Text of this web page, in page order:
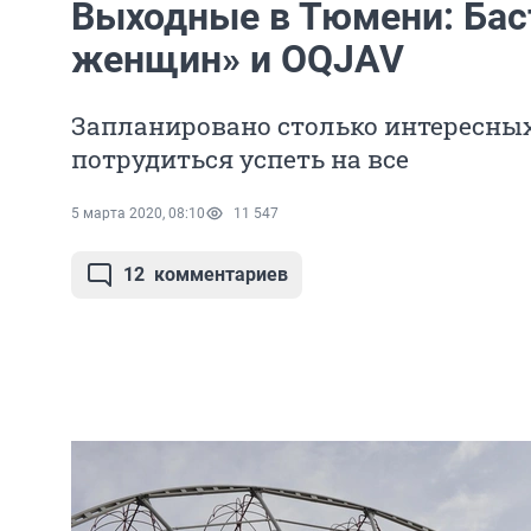
Выходные в Тюмени:
женщин» и OQJAV
Запланировано столько
потрудиться успеть на все
5 марта 2020, 08:10 11 547
12 комментариев